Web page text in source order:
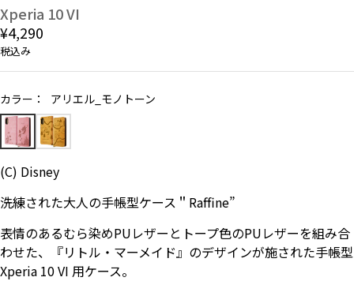
会社概要
よくある質問
お問い合わせ（一般の皆様）
お問い合わせ（企業様）
Xperia 10 VI
¥4,290
税込み
カラー： アリエル_モノトーン
(C) Disney
洗練された大人の手帳型ケース＂Raffine”
表情のあるむら染めPUレザーとトープ色のPUレザーを組み合
わせた、『リトル・マーメイド』のデザインが施された手帳型
Xperia 10 VI 用ケース。